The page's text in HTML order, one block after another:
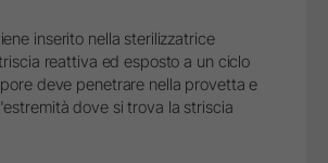
inserito nella sterilizzatrice
reattiva ed esposto a un ciclo
deve penetrare nella provetta e
dove si trova la striscia